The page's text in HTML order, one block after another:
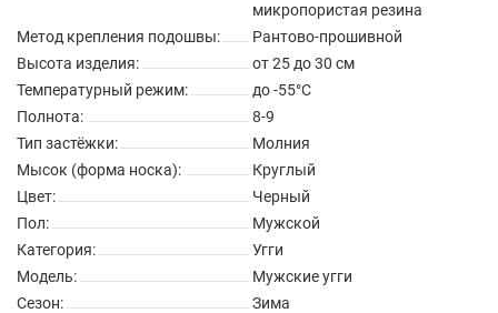
микропористая резина
Метод крепления подошвы:
Рантово-прошивной
Высота изделия:
от 25 до 30 см
Температурный режим:
до -55°C
Полнота:
8-9
Тип застёжки:
Молния
Мысок (форма носка):
Круглый
Цвет:
Черный
Пол:
Мужской
Категория:
Угги
Модель:
Мужские угги
Сезон:
Зима